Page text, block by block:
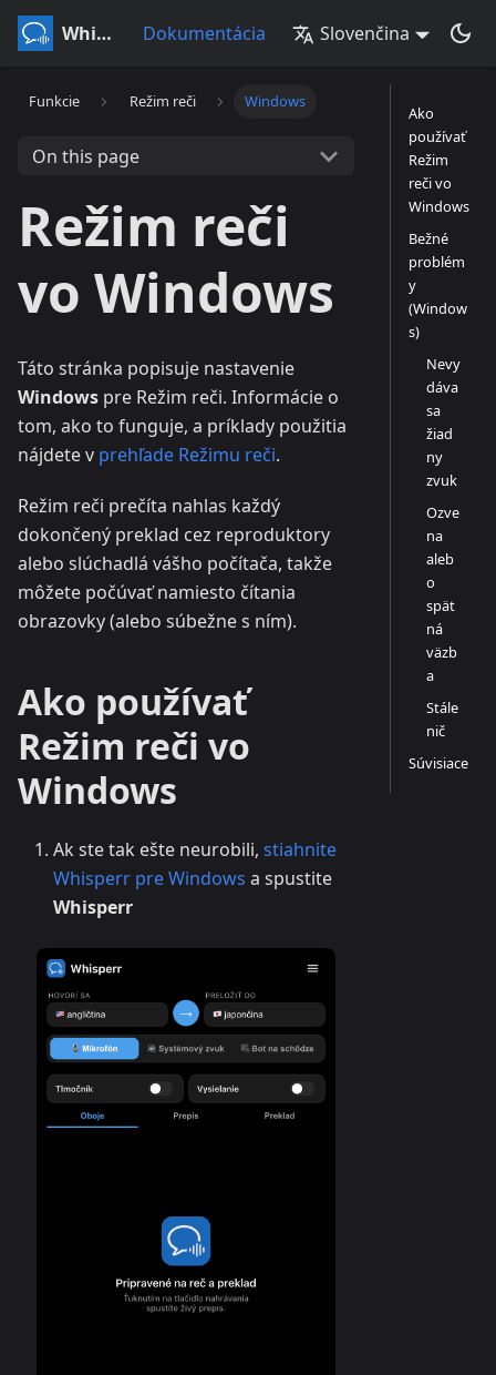
Whisperr Dokumentácia Slovenčina
Funkcie Režim reči Windows
On this page
Režim reči
vo Windows
Táto stránka popisuje nastavenie
Windows pre Režim reči. Informácie o
tom, ako to funguje, a príklady použitia
nájdete v prehľade Režimu reči.
Režim reči prečíta nahlas každý
dokončený preklad cez reproduktory
alebo slúchadlá vášho počítača, takže
môžete počúvať namiesto čítania
obrazovky (alebo súbežne s ním).
Ako používať
Režim reči vo
Windows
Ak ste tak ešte neurobili, stiahnite
Whisperr pre Windows a spustite
Whisperr
Ako
používať
Režim
reči vo
Windows
Bežné
problém
y
(Window
s)
Nevy
dáva
sa
žiad
ny
zvuk
Ozve
na
aleb
o
spät
ná
väzb
a
Stále
nič
Súvisiace